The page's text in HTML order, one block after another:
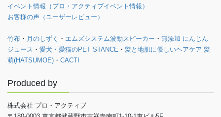
イベント情報（プロ・アクティブイベント情報）
お客様の声（ユーザーレビュー）
竹布 ・ 月のしずく ・ エムズシステム波動スピーカー ・ 無添加 にんじん
ジュース ・ 愛犬・愛猫のPET STANCE ・ 髪と地肌に優しいヘアケア 髪
萌(HATSUMOE) ・ CACTI
Produced by
株式会社 プロ・アクティブ